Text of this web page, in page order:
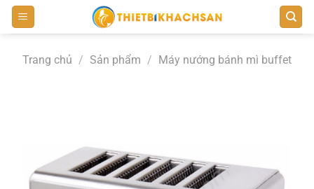
Bỏ
qua
dungTrang chủ / Sản phẩm / Máy nướng bánh mì buffet